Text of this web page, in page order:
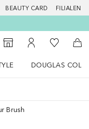
BEAUTY CARD FILIALEN
Zum Storefinder
Zu Meinem
Zu Meiner
DOUGLAS
Brush